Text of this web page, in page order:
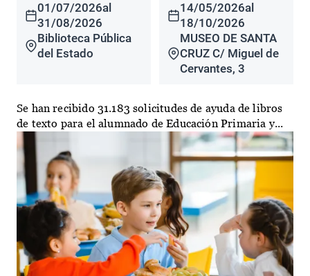
01/07/2026al
31/08/2026
Biblioteca Pública
del Estado
14/05/2026al
18/10/2026
MUSEO DE SANTA
CRUZ C/ Miguel de
Cervantes, 3
Se han recibido 31.183 solicitudes de ayuda de libros
de texto para el alumnado de Educación Primaria y...